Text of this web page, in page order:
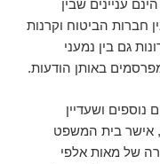
עניינים שבין
חברות הביטוח וקרנות
גם בין נמעני
באותן הודעות.
ושעדיין
אישר בית המשפט
של מאות אלפי